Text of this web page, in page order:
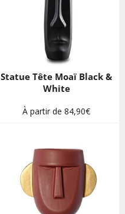
Statue Tête Moaï Black &
White
À partir de 84,90€